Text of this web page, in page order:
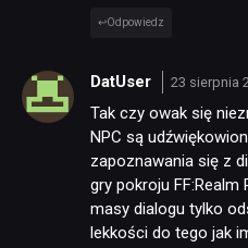
Odpowiedz
DatUser 23 sierpnia
Tak czy owak się
NPC są
zapoznawania się z
gry pokroju FF:Realm
masy dialogu tylko
lekkości do tego jak